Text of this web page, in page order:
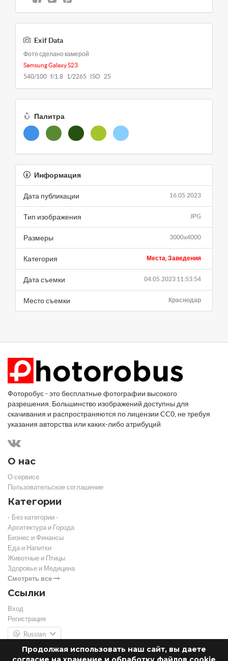
Продолжая использовать наш сайт, вы даете
Exif Data
Фото сделано камерой
Samsung Galaxy S23
540/100 f/1.8 1/2265 ISO 25
Палитра
Информация
16.05.2023
Дата публикации
JPG
Тип изображения
3000x4000
Размеры
Места, Заведения
Категория
04.05.2023 11:53:54
Дата съемки
Краснодар
Место съемки
Фоторобус - это бесплатные фотографии высокого
разрешения. Большинство изображений доступны для
скачивания и распространяются по лицензии CC0, не требуя
указания авторства или каких-либо атрибуций
О нас
О сервисе
Пользовательское соглашение
Категории
- Без категории -
Архитектура и Города
Бизнес и Финансы
Еда и Напитки
Животные и Птицы
Здоровье и Медицина
Смотреть все
Ссылки
Вход
Регистрация
Russian